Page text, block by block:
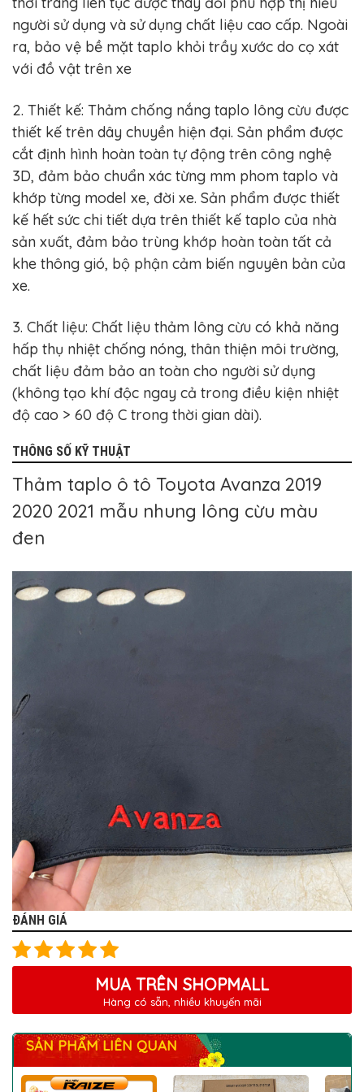
người sử dụng và sử dụng chất liệu cao cấp. Ngoài
ra, bảo vệ bề mặt taplo khỏi trầy xước do cọ xát
với đồ vật trên xe
2. Thiết kế: Thảm chống nắng taplo lông cừu được
thiết kế trên dây chuyền hiện đại. Sản phẩm được
cắt định hình hoàn toàn tự động trên công nghệ
3D, đảm bảo chuẩn xác từng mm phom taplo và
khớp từng model xe, đời xe. Sản phẩm được thiết
kế hết sức chi tiết dựa trên thiết kế taplo của nhà
sản xuất, đảm bảo trùng khớp hoàn toàn tất cả
khe thông gió, bộ phận cảm biến nguyên bản của
xe.
3. Chất liệu: Chất liệu thảm lông cừu có khả năng
hấp thụ nhiệt chống nóng, thân thiện môi trường,
chất liệu đảm bảo an toàn cho người sử dụng
(không tạo khí độc ngay cả trong điều kiện nhiệt
độ cao > 60 độ C trong thời gian dài).
THÔNG SỐ KỸ THUẬT
Thảm taplo ô tô Toyota Avanza 2019
2020 2021 mẫu nhung lông cừu màu
đen
ĐÁNH GIÁ
MUA TRÊN SHOPMALL
Hàng có sẵn, nhiều khuyến mãi
SẢN PHẨM LIÊN QUAN